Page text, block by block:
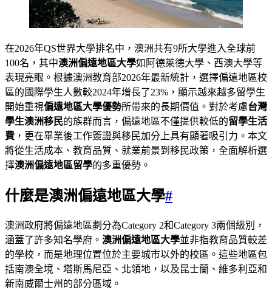
在2026年QS世界大學排名中，澳洲共有9所大學進入全球前
100名，其中澳洲偏遠地區大學如阿德萊德大學、西澳大學等
表現亮眼。根據澳洲教育部2026年最新統計，選擇偏遠地區校
區的國際學生人數較2024年增長了23%，顯示越來越多留學生
開始重視偏遠地區大學優勢所帶來的長期價值。對於考慮台灣
學生澳洲移民的族群而言，偏遠地區不僅提供較低的留學生活
費 ，更在畢業後工作簽證與移民加分上具有顯著吸引力。本文
將從生活成本、教育品質、就業前景到移民政策，全面解析選
擇澳洲偏遠地區留學的多重優勢。
什麼是澳洲偏遠地區大學#
澳洲政府將偏遠地區劃分為Category 2和Category 3兩個級別，
涵蓋了許多知名學府。 澳洲偏遠地區大學並非指教育品質較差
的學校，而是地理位置位於主要城市以外的校區。這些地區包
括南澳全境、塔斯馬尼亞、北領地，以及昆士蘭、維多利亞和
新南威爾士州的部分區域。